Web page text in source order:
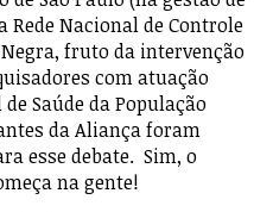
Rede Nacional de Controle
Negra, fruto da intervenção
com atuação
Saúde da População
da Aliança foram
esse debate. Sim, o
na gente!